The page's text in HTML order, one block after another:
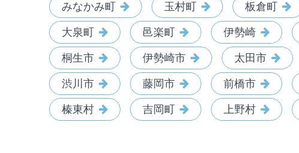
みなかみ町 玉村町 板倉町
大泉町 邑楽町 伊勢崎
桐生市 伊勢崎市 太田市
渋川市 藤岡市 前橋市
榛東村 吉岡町 上野村